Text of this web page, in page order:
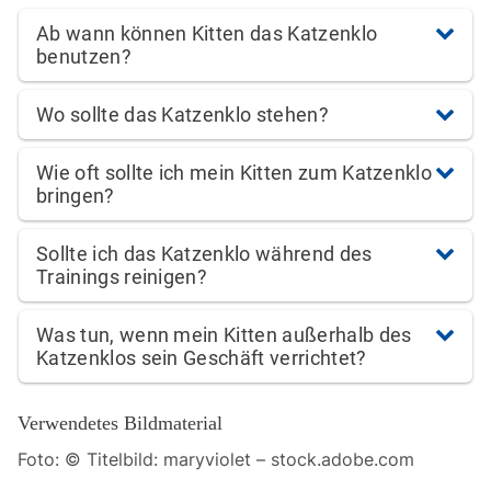
Ab wann können Kitten das Katzenklo
benutzen?
Wo sollte das Katzenklo stehen?
Wie oft sollte ich mein Kitten zum Katzenklo
bringen?
Sollte ich das Katzenklo während des
Trainings reinigen?
Was tun, wenn mein Kitten außerhalb des
Katzenklos sein Geschäft verrichtet?
Verwendetes Bildmaterial
Foto: © Titelbild: maryviolet – stock.adobe.com